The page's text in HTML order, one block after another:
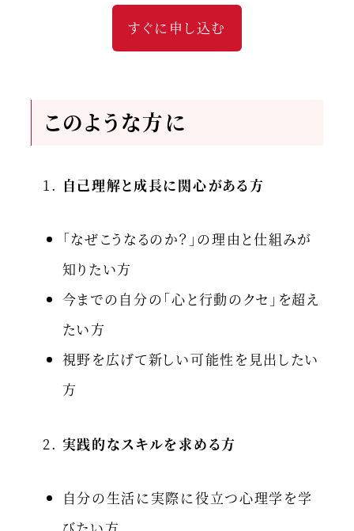
すぐに申し込む
このような方に
自己理解と成長に関心がある方
「なぜこうなるのか？」の理由と仕組みが
知りたい方
今までの自分の「心と行動のクセ」を超え
たい方
視野を広げて新しい可能性を見出したい
方
実践的なスキルを求める方
自分の生活に実際に役立つ心理学を学